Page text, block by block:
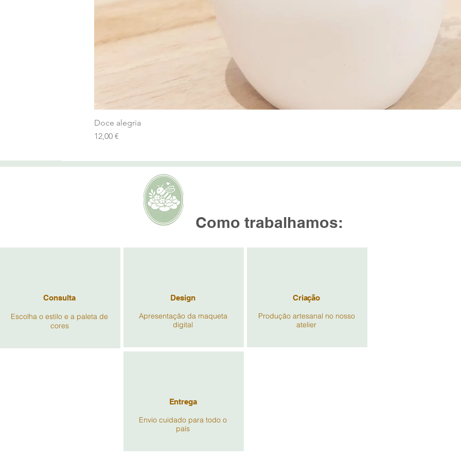
Doce alegria
Preço
12,00 €
Como trabalhamos:
Consulta
Escolha o estilo e a paleta de
cores
Design
Apresentação da maqueta
digital
Criação
Produção artesanal no nosso
atelier
Entrega
Envio cuidado para todo o
país